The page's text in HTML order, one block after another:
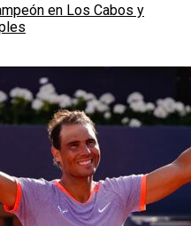
en Los Cabos y